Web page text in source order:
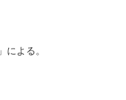
」による。